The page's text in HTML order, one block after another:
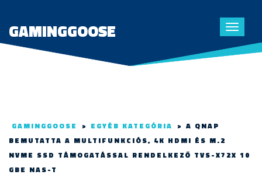
Toggle
GAMINGGOOSE
GAMINGGOOSE > EGYÉB KATEGÓRIA > A QNAP
BEMUTATTA A MULTIFUNKCIÓS, 4K HDMI ÉS M.2
NVME SSD TÁMOGATÁSSAL RENDELKEZŐ TVS-X72X 10
GBE NAS-T